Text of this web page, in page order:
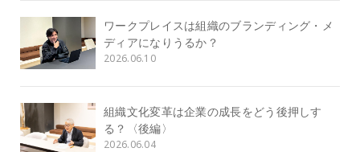
ワークプレイスは組織のブランディング・メ
ディアになりうるか？
2026.06.10
組織文化変革は企業の成長をどう後押しす
る？〈後編〉
2026.06.04